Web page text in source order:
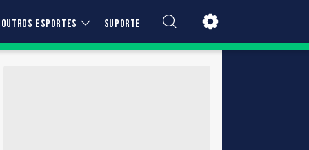
OUTROS ESPORTES SUPORTE